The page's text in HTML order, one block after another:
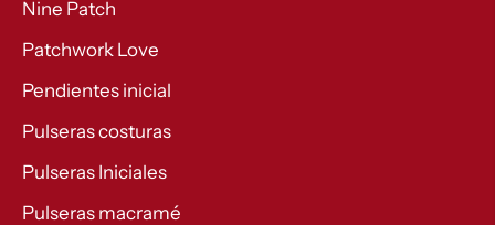
Nine Patch
Patchwork Love
Pendientes inicial
Pulseras costuras
Pulseras Iniciales
Pulseras macramé